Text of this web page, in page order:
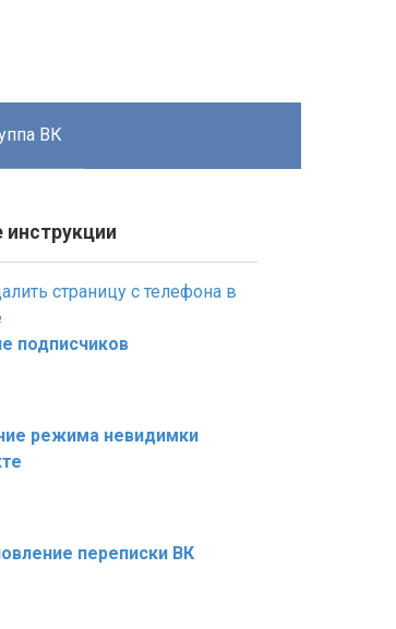
ВК
подписчиков
режима невидимки
переписки ВК